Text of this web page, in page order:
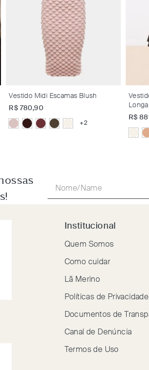
Vestido Midi Escamas Blush
R$ 780,90
+2
R$
Institucional
Quem Somos
Como cuidar
Lã Merino
Políticas de Privacidade
Documentos de
Canal de Denúncia
Termos de Uso